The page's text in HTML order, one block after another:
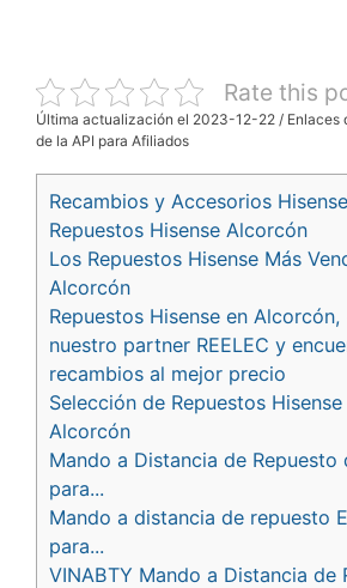
Rate this
Última actualización el 2023-12-22 / Enlaces
de la API para Afiliados
Recambios y Accesorios
Repuestos Hisense Alcorcón
Los Repuestos Hisense Más
Alcorcón
Repuestos Hisense en
nuestro partner REELEC y
recambios al mejor precio
Selección de Repuestos
Alcorcón
Mando a Distancia de Repuesto
para...
Mando a distancia de repuesto
para...
VINABTY Mando a Distancia de